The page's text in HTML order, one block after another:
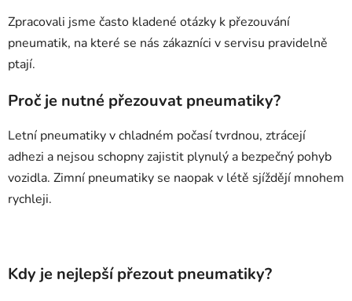
Zpracovali jsme často kladené otázky k přezouvání
pneumatik, na které se nás zákazníci v servisu pravidelně
ptají.
Proč je nutné přezouvat pneumatiky?
Letní pneumatiky v chladném počasí tvrdnou, ztrácejí
adhezi a nejsou schopny zajistit plynulý a bezpečný pohyb
vozidla. Zimní pneumatiky se naopak v létě sjíždějí mnohem
rychleji.
Kdy je nejlepší přezout pneumatiky?